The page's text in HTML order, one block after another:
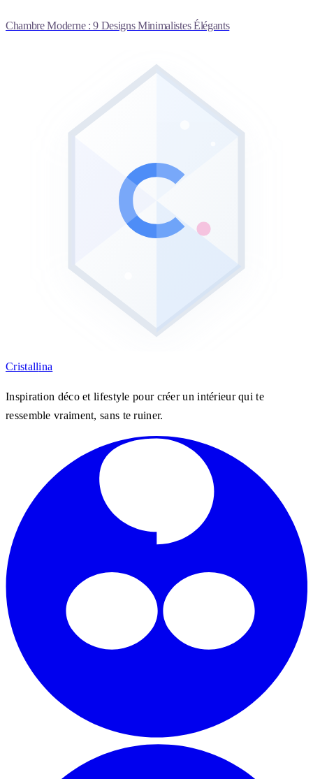
Chambre Moderne : 9 Designs Minimalistes Élégants
Cristallina
Inspiration déco et lifestyle pour créer un intérieur qui te
ressemble vraiment, sans te ruiner.